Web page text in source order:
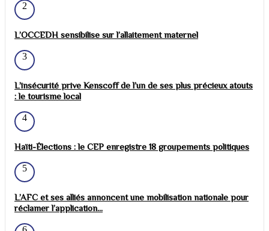
2
L’OCCEDH sensibilise sur l’allaitement maternel
3
L’insécurité prive Kenscoff de l’un de ses plus précieux atouts
: le tourisme local
4
Haïti-Élections : le CEP enregistre 18 groupements politiques
5
L’AFC et ses alliés annoncent une mobilisation nationale pour
réclamer l’application...